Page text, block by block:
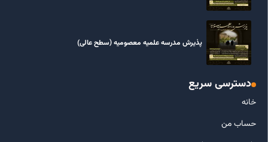
پذیرش مدرسه علمیه معصومیه‌ (سطح عالی)
دسترسی سریع
خانه
حساب من